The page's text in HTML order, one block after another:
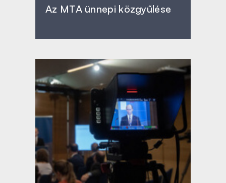
Az MTA ünnepi közgyűlése